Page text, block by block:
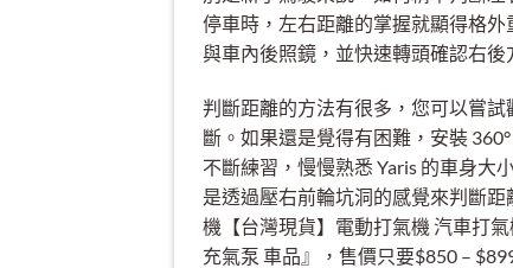
停車時，左右距離的掌握就顯得格
與車內後照鏡，並快速轉頭確認右後
判斷距離的方法有很多，您可以嘗
斷。如果還是覺得有困難，安裝
不斷練習，慢慢熟悉 Yaris 的車身大
是透過壓右前輪坑洞的感覺來判斷
機【台灣現貨】電動打氣機 汽車打
充氣泵 車品』，售價只要$850 –